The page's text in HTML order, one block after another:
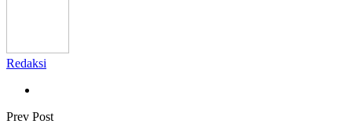
Redaksi
Prev Post